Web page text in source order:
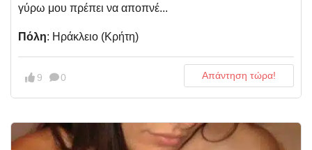
γύρω μου πρέπει να αποπνέ...
Πόλη: Ηράκλειο (Κρήτη)
9 0 Απάντηση τώρα!